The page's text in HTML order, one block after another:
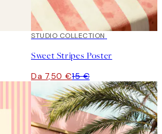
50%*
STUDIO COLLECTION
Sweet Stripes Poster
Da 7,50 €15 €